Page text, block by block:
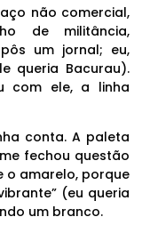
não comercial,
de militância,
um jornal; eu,
queria Bacurau).
com ele, a linha
conta. A paleta
fechou questão
o amarelo, porque
(eu queria
um branco.